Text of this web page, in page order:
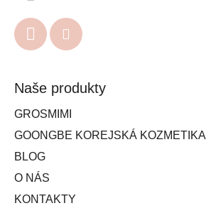
Naše produkty
GROSMIMI
GOONGBE KOREJSKÁ KOZMETIKA
BLOG
O NÁS
KONTAKTY